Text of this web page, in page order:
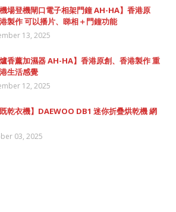
機場登機閘口電子相架門鐘 AH-HA】香港原
製作 可以播片、睇相＋門鐘功能
13, 2025
爐香薰加濕器 AH-HA】香港原創、香港製作 重
生活感覺
12, 2025
既乾衣機】DAEWOO DB1 迷你折疊烘乾機 網
03, 2025